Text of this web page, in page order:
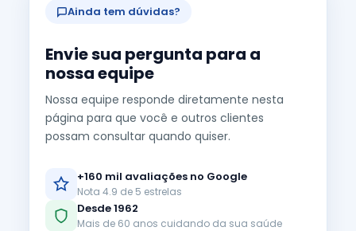
Ainda tem dúvidas?
Envie sua pergunta para a
nossa equipe
Nossa equipe responde diretamente nesta
página para que você e outros clientes
possam consultar quando quiser.
+160 mil avaliações no Google
Nota 4.9 de 5 estrelas
Desde 1962
Mais de 60 anos cuidando da sua saúde